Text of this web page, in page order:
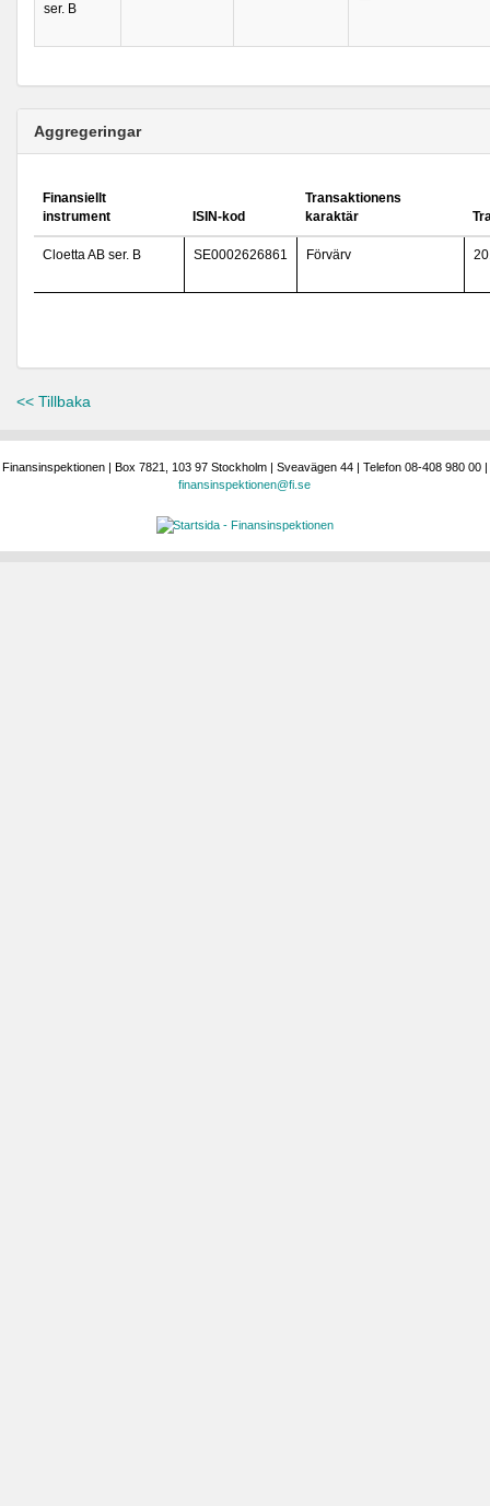
ser. B
Aggregeringar
Finansiellt
instrument
ISIN-kod
Transaktionens
karaktär
Cloetta AB ser. B SE0002626861 Förvärv
<< Tillbaka
Finansinspektionen | Box 7821, 103 97 Stockholm | Sveavägen 44 | Telefon 08-408 980 00 |
finansinspektionen@fi.se